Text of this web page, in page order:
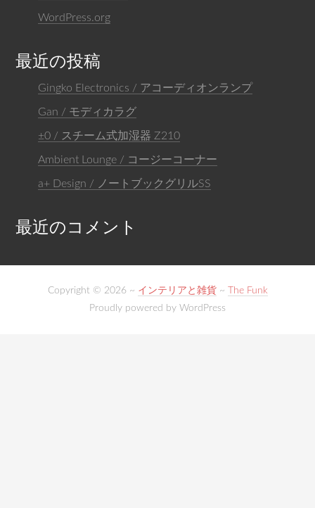
WordPress.org
最近の投稿
Gingko Electronics / アコーディオンランプ
Gan / モディカラグ
±0 / スチーム式加湿器 Z210
Ambient Lounge / コージーコーナー
a+ Design / ノートブックグリルSS
最近のコメント
Copyright © 2026 ~ インテリアと雑貨~
The Funk
Proudly powered by WordPress